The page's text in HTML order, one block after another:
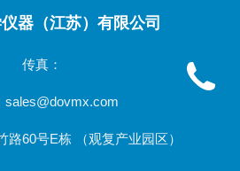
器（江苏）有限公司
传真：
sales@dovmx.com
路60号E栋 （观复产业园区）